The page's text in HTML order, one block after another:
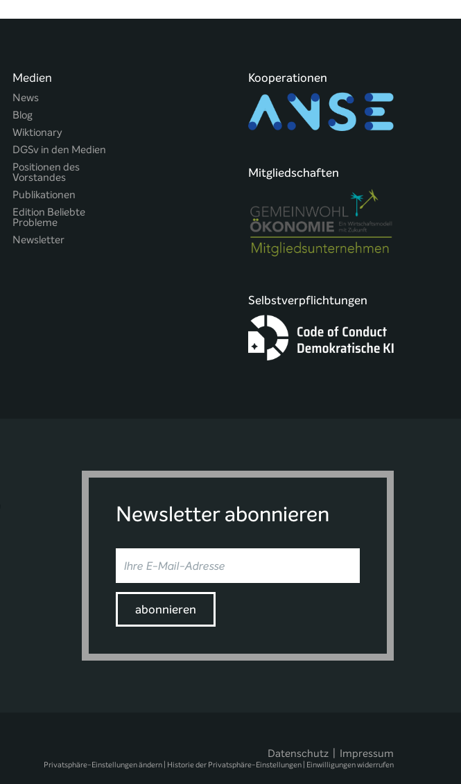
Medien
News
Blog
Wiktionary
DGSv in den Medien
Positionen des
Vorstandes
Publikationen
Edition Beliebte
Probleme
Newsletter
Kooperationen
Mitgliedschaften
Selbstverpflichtungen
Newsletter abonnieren
Datenschutz Impressum
Privatsphäre-Einstellungen ändern Historie der Privatsphäre-Einstellungen Einwilligungen widerrufen